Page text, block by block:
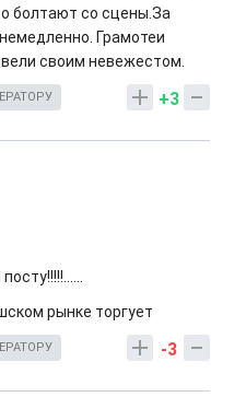
болтают со сцены.За
Грамотеи
своим невежестом.
+3
рынке торгует
-3